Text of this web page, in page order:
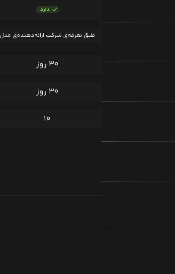
طبق تعرفه‌ی شرکت ارائه‌دهنده‌ی مدل
۳۰ روز
۳۰ روز
۱۰